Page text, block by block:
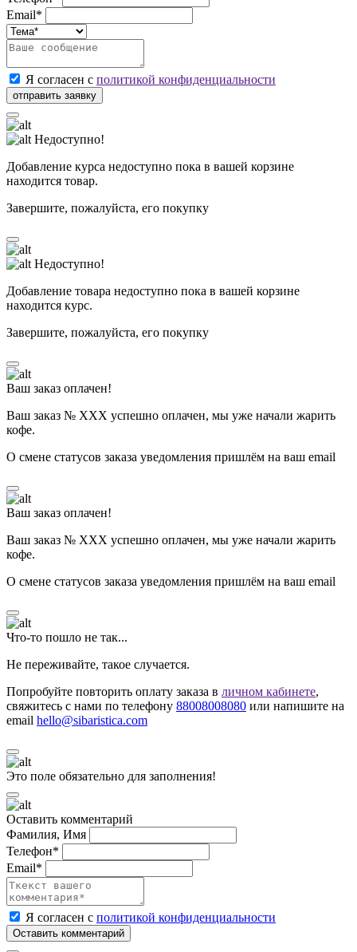
Email*
Я согласен с политикой конфиденциальности
Недоступно!
Добавление курса недоступно пока в вашей корзине
находится товар.
Завершите, пожалуйста, его покупку
Недоступно!
Добавление товара недоступно пока в вашей корзине
находится курс.
Завершите, пожалуйста, его покупку
Ваш заказ оплачен!
Ваш заказ № ХХХ успешно оплачен, мы уже начали жарить
кофе.
О смене статусов заказа уведомления пришлём на ваш email
Ваш заказ оплачен!
Ваш заказ № ХХХ успешно оплачен, мы уже начали жарить
кофе.
О смене статусов заказа уведомления пришлём на ваш email
Что-то пошло не так...
Не переживайте, такое случается.
Попробуйте повторить оплату заказа в личном кабинете,
свяжитесь с нами по телефону 88008008080 или напишите на
email hello@sibaristica.com
Это поле обязательно для заполнения!
Оставить комментарий
Фамилия, Имя
Телефон*
Email*
Я согласен с политикой конфиденциальности